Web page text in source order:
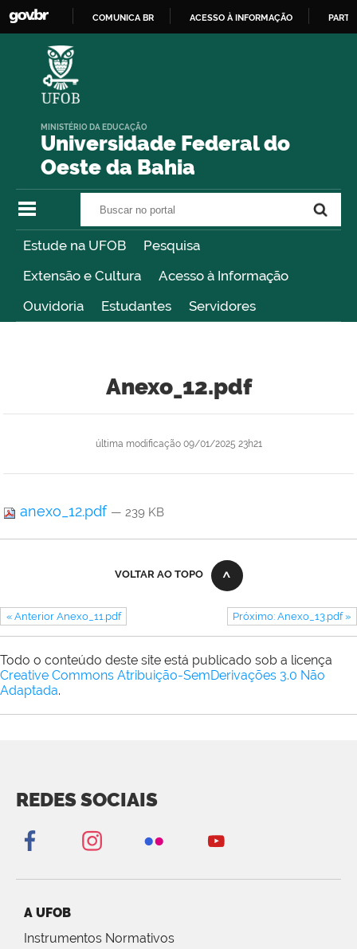
COMUNICA BR ACESSO À INFORMAÇÃO
Universidade Federal do
Oeste da Bahia
MINISTÉRIO DA EDUCAÇÃO
Estude na UFOB
Pesquisa
Extensão e Cultura
Acesso à Informação
Ouvidoria
Estudantes Servidores
Anexo_12.pdf
última modificação09/01/2025 23h21
anexo_12.pdf — 239 KB
VOLTAR AO TOPO
« Anterior Anexo_11.pdf Próximo: Anexo_13.pdf »
Todo o conteúdo deste site está publicado sob a licença
Creative Commons Atribuição-SemDerivações 3.0 Não
Adaptada.
REDES SOCIAIS
A UFOB
Instrumentos Normativos